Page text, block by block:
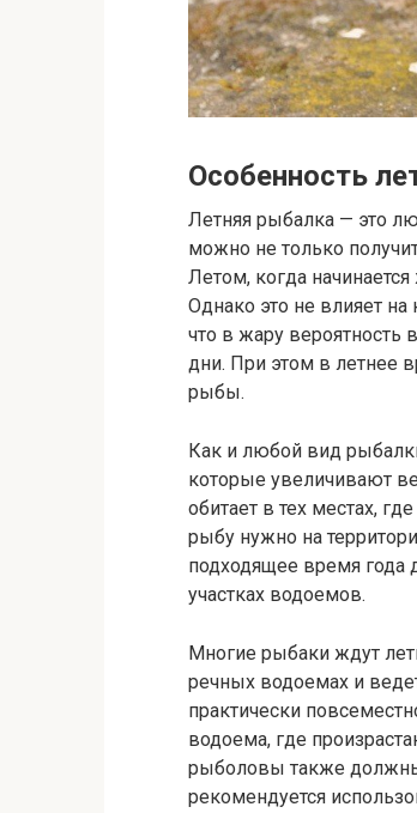
Особенность
Летняя рыбалка — это
можно не только
Летом, когда
Однако это не влияет
что в жару
дни. При этом в летнее
рыбы.
Как и любой вид
которые увеличивают
обитает в тех местах,
рыбу нужно на
подходящее время года
участках водоемов.
Многие рыбаки ждут
речных водоемах и
практически
водоема, где
рыболовы также должны
рекомендуется